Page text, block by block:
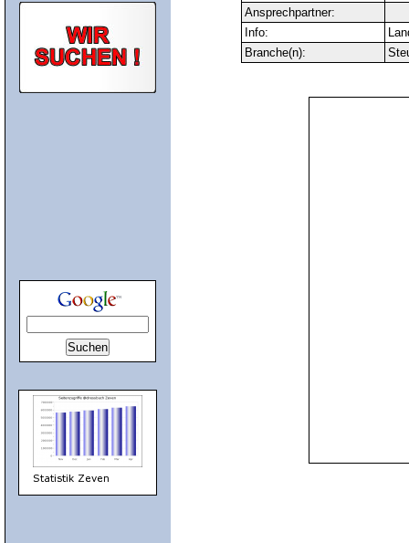
Ansprechpartner:
Info:
Branche(n):